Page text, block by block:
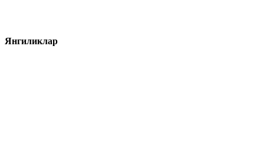
Янгиликлар